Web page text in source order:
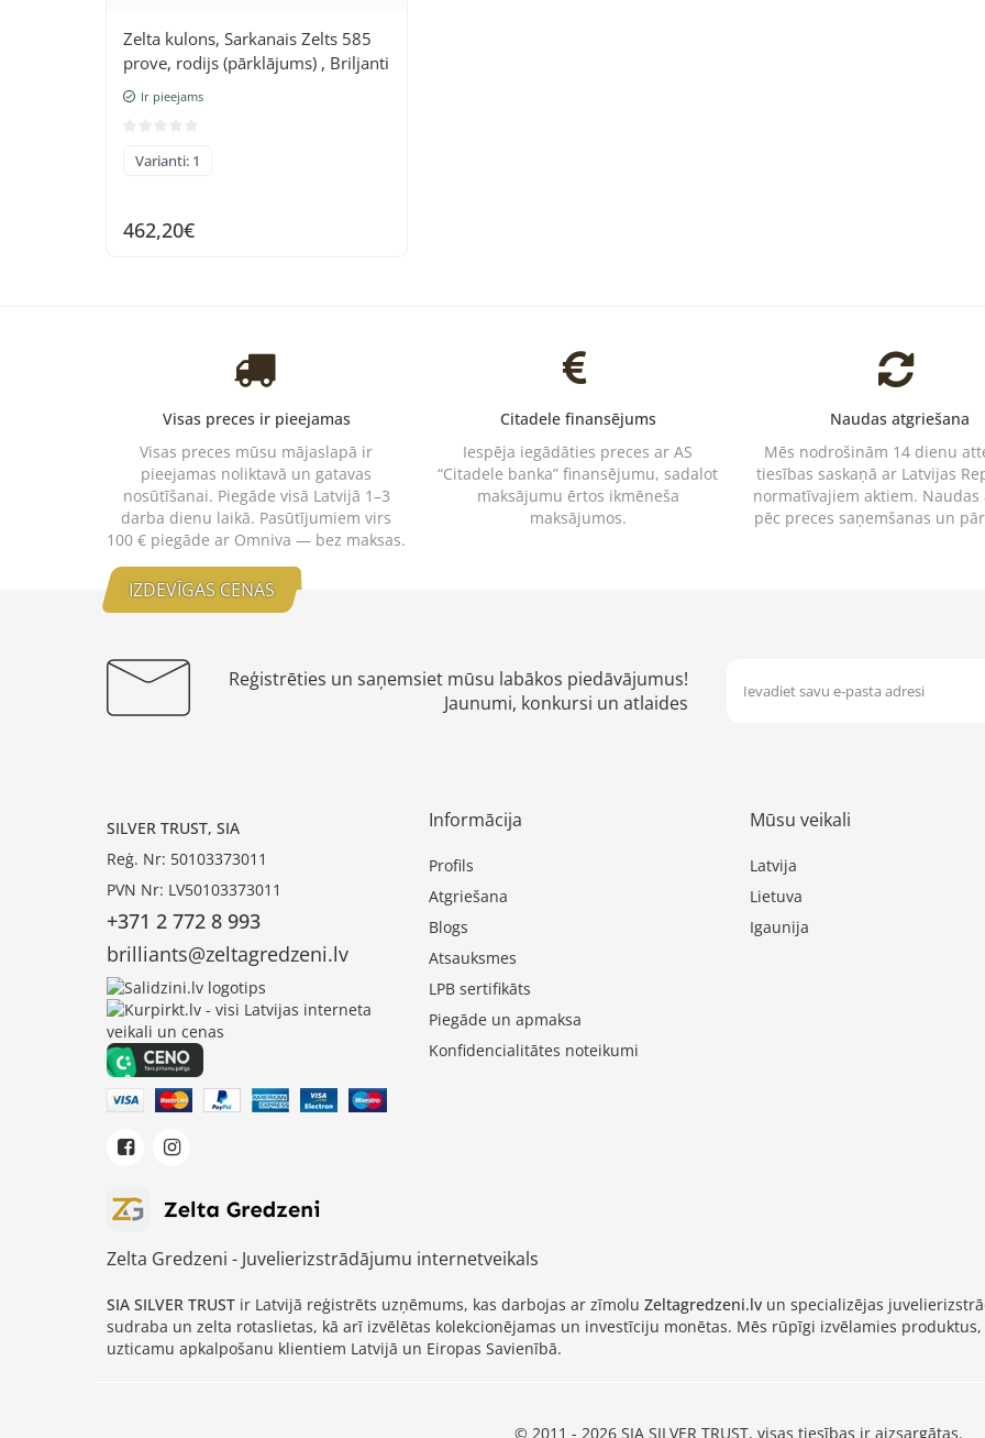
Zelta kulons, Sarkanais Zelts 585
prove, rodijs (pārklājums) , Briljanti
Ir pieejams
Varianti: 1
462,20€
Visas preces ir pieejamas
Visas preces mūsu mājaslapā ir
pieejamas noliktavā un gatavas
nosūtīšanai. Piegāde visā Latvijā 1–3
darba dienu laikā. Pasūtījumiem virs
100 € piegāde ar Omniva — bez maksas.
Citadele finansējums
Iespēja iegādāties preces ar AS
“Citadele banka” finansējumu, sadalot
maksājumu ērtos ikmēneša
maksājumos.
Naudas atgriešana
Mēs nodrošinām 14 dienu
tiesības saskaņā ar Latvijas
normatīvajiem aktiem. Naudas
pēc preces saņemšanas un
IZDEVĪGAS CENAS
Reģistrēties un saņemsiet mūsu labākos piedāvājumus!
Jaunumi, konkursi un atlaides
SILVER TRUST, SIA
Reģ. Nr: 50103373011
PVN Nr: LV50103373011
+371 2 772 8 993
brilliants@zeltagredzeni.lv
Informācija
Profils
Atgriešana
Blogs
Atsauksmes
LPB sertifikāts
Piegāde un apmaksa
Konfidencialitātes noteikumi
Mūsu veikali
Latvija
Lietuva
Igaunija
Zelta Gredzeni - Juvelierizstrādājumu internetveikals
SIA SILVER TRUST ir Latvijā reģistrēts uzņēmums, kas darbojas ar zīmolu Zeltagredzeni.lv un specializējas
sudraba un zelta rotaslietas, kā arī izvēlētas kolekcionējamas un investīciju monētas. Mēs rūpīgi izvēlamies
uzticamu apkalpošanu klientiem Latvijā un Eiropas Savienībā.
© 2011 - 2026 SIA SILVER TRUST, visas tiesības ir aizsargātas.